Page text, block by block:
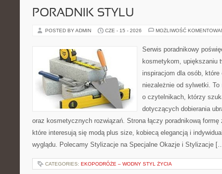
PORADNIK STYLU
POSTED BY ADMIN CZE - 15 - 2026 MOŻLIWOŚĆ
Serwis poradnikowy
kosmetykom, upiększaniu
inspiracjom dla osób,
niezależnie od sylwetki.
o czytelnikach, którzy
dotyczących dobierania
oraz kosmetycznych rozwiązań. Strona łączy poradnikową
które interesują się modą plus size, kobiecą elegancją i
wyglądu. Polecamy Stylizacje na Specjalne Okazje i Stylizacje
CATEGORIES: EKOPODRÓŻE – WODNY STYL ŻYCIA